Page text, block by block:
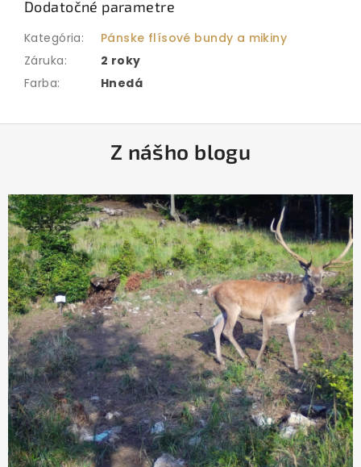
Dodatočné parametre
Kategória:
Pánske flísové bundy a mikiny
Záruka:
2 roky
Farba: Hnedá
ä
e
Z nášho blogu